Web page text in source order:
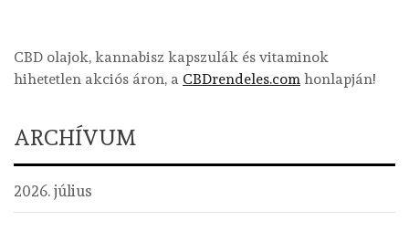
CBD olajok, kannabisz kapszulák és vitaminok
hihetetlen akciós áron, a CBDrendeles.com honlapján!
ARCHÍVUM
2026. július